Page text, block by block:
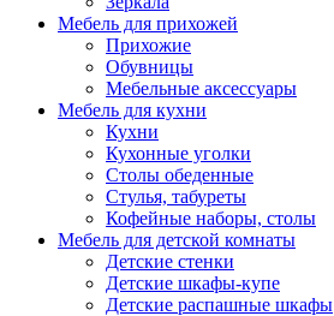
Мебель для прихожей
Прихожие
Обувницы
Мебельные аксессуары
Мебель для кухни
Кухни
Кухонные уголки
Столы обеденные
Стулья, табуреты
Кофейные наборы, столы
Мебель для детской комнаты
Детские стенки
Детские шкафы-купе
Детские распашные шкафы